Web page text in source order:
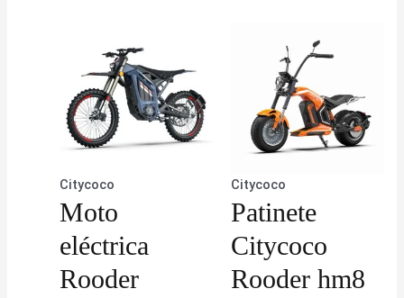
Citycoco
Moto
eléctrica
Rooder
Citycoco
Patinete
Citycoco
Rooder hm8